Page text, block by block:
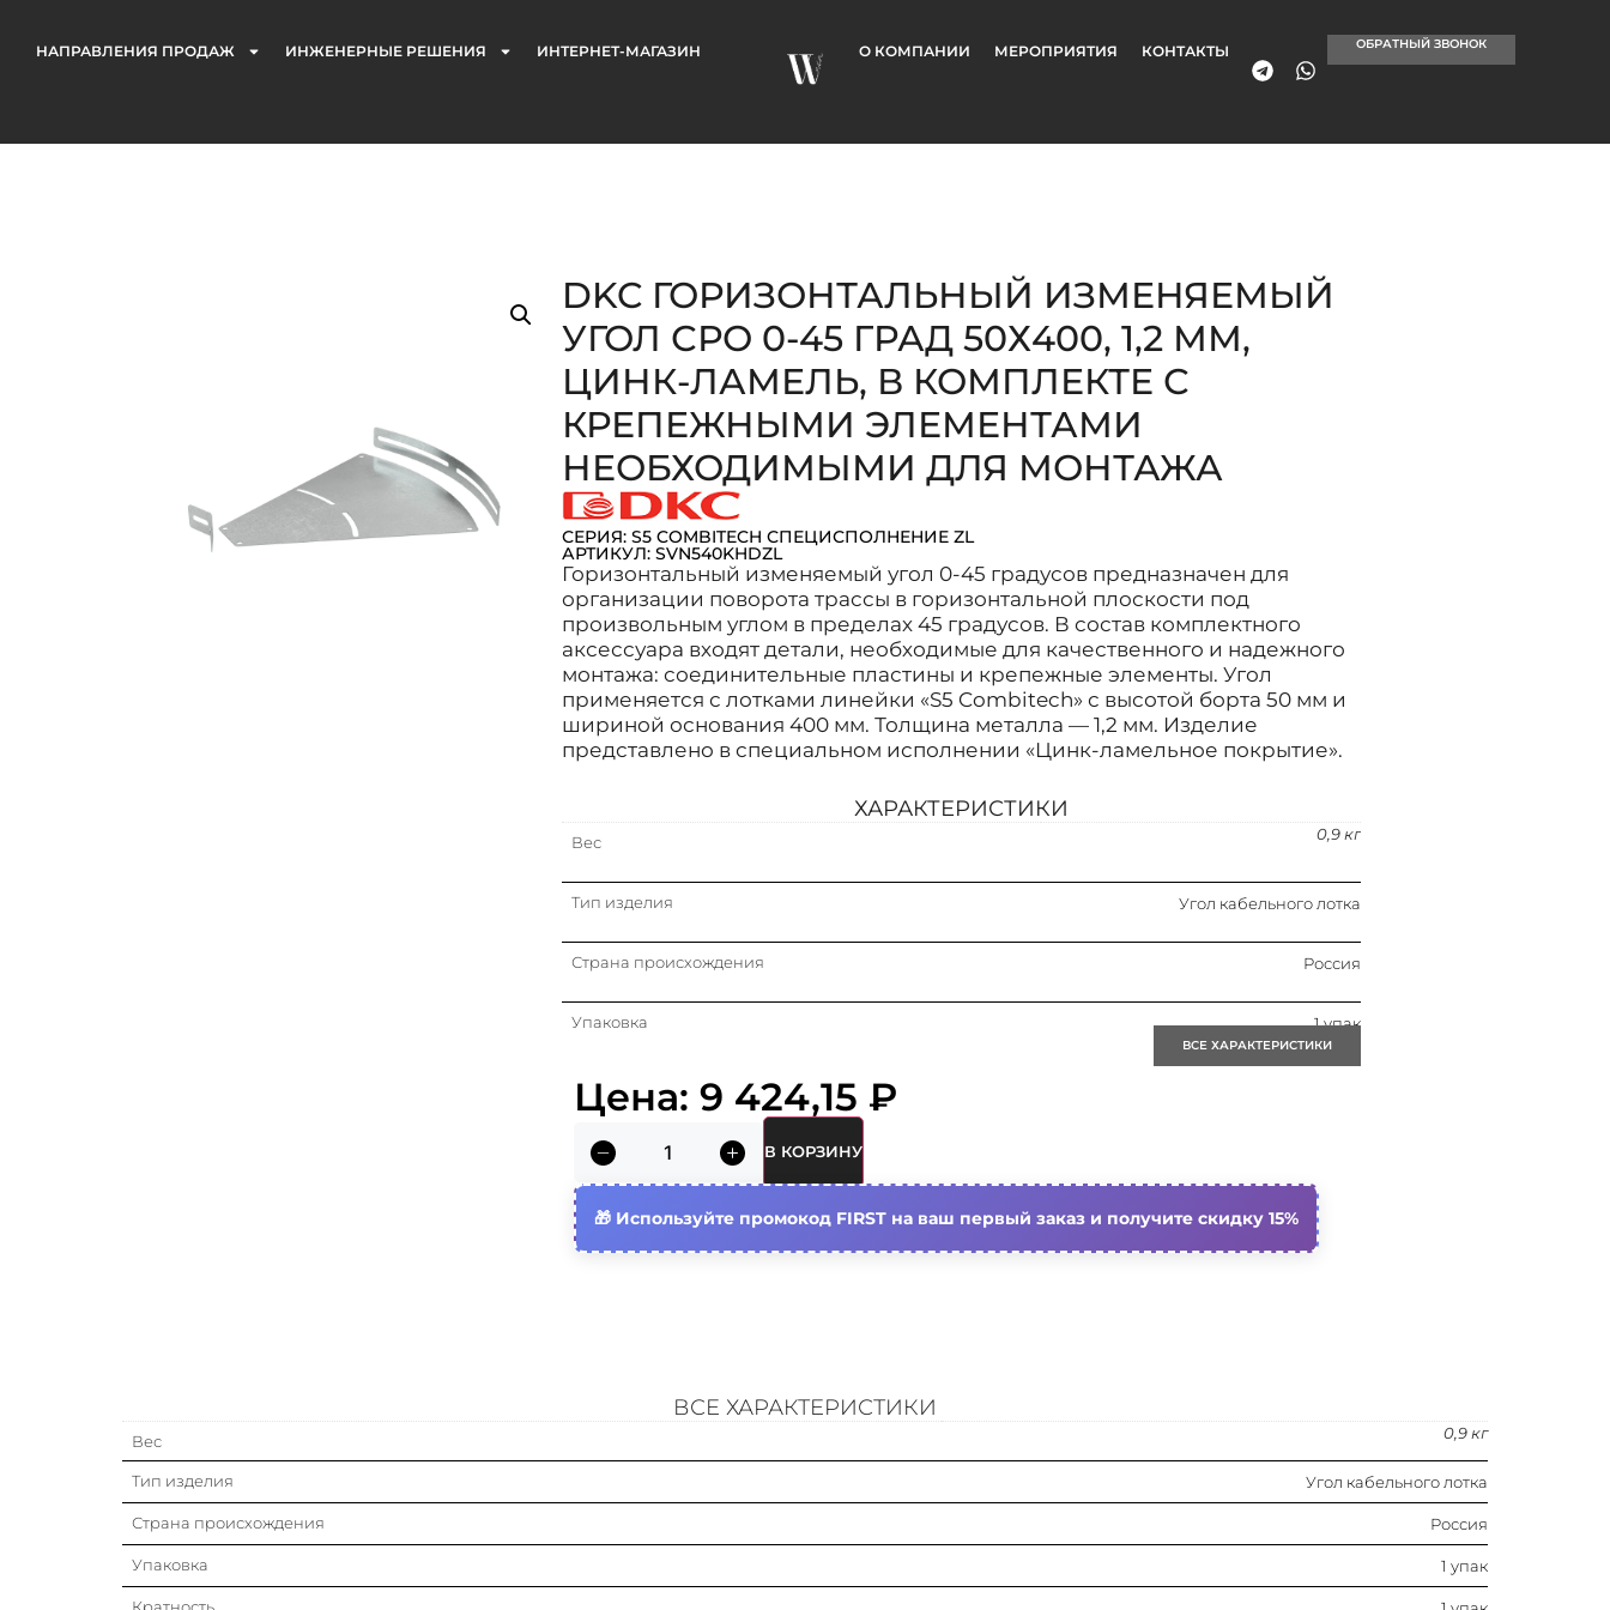
НАПРАВЛЕНИЯ ПРОДАЖ ИНЖЕНЕРНЫЕ РЕШЕНИЯ ИНТЕРНЕТ-МАГАЗИН О КОМПАНИИ МЕРОПРИЯТИЯ КОНТАКТЫ ОБРАТНЫЙ ЗВОНОК
DKC ГОРИЗОНТАЛЬНЫЙ ИЗМЕНЯЕМЫЙ
УГОЛ СРО 0-45 ГРАД 50Х400, 1,2 ММ,
ЦИНК-ЛАМЕЛЬ, В КОМПЛЕКТЕ С
КРЕПЕЖНЫМИ ЭЛЕМЕНТАМИ
НЕОБХОДИМЫМИ ДЛЯ МОНТАЖА
СЕРИЯ: S5 COMBITECH СПЕЦИСПОЛНЕНИЕ ZL
АРТИКУЛ: SVN540KHDZL
Горизонтальный изменяемый угол 0-45 градусов предназначен для
организации поворота трассы в горизонтальной плоскости под
произвольным углом в пределах 45 градусов. В состав комплектного
аксессуара входят детали, необходимые для качественного и надежного
монтажа: соединительные пластины и крепежные элементы. Угол
применяется с лотками линейки «S5 Combitech» с высотой борта 50 мм и
шириной основания 400 мм. Толщина металла — 1,2 мм. Изделие
представлено в специальном исполнении «Цинк-ламельное покрытие».
ХАРАКТЕРИСТИКИ
Вес 0,9 кг
Тип изделия Угол кабельного лотка
Страна происхождения Россия
Упаковка 1 упак
Кратность
Объем (м3)
Nato монтажные отверстия
Отклонение (угол) Регулируемый
ВСЕ ХАРАКТЕРИСТИКИ
Цена: 9 424,15 ₽
В КОРЗИНУ
Используйте промокод FIRST на ваш первый заказ и получите скидку 15%
ВСЕ ХАРАКТЕРИСТИКИ
Вес 0,9 кг
Тип изделия Угол кабельного лотка
Страна происхождения Россия
Упаковка 1 упак